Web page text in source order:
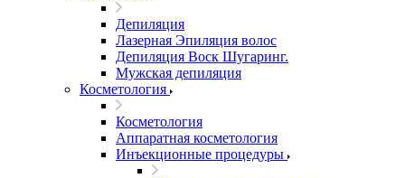
Депиляция
Лазерная Эпиляция волос
Депиляция Воск Шугаринг.
Мужская депиляция
Косметология
Косметология
Аппаратная косметология
Инъекционные процедуры